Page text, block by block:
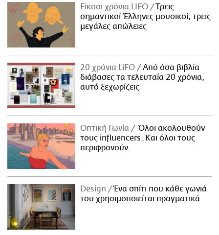
Είκοσι χρόνια LIFO
Tρεις
σημαντικοί Έλληνες μουσικοί, τρεις
μεγάλες απώλειες
20 χρόνια LiFO
Από όσα βιβλία
διάβασες τα τελευταία 20 χρόνια,
αυτό ξεχωρίζεις
Οπτική Γωνία
Όλοι ακολουθούν
τους influencers. Και όλοι τους
περιφρονούν.
Design
Ένα σπίτι που κάθε γωνιά
του χρησιμοποιείται πραγματικά